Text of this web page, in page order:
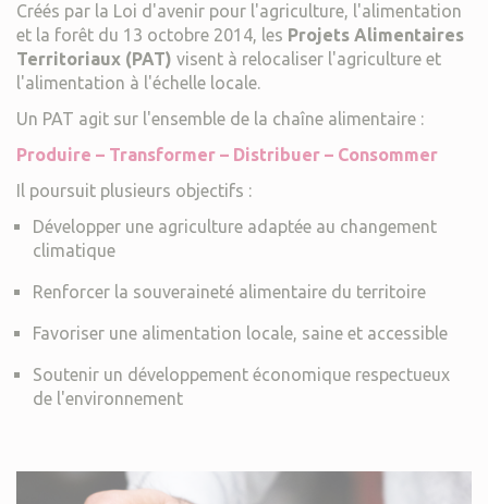
Créés par la Loi d'avenir pour l'agriculture, l'alimentation
et la forêt du 13 octobre 2014, les Projets Alimentaires
Territoriaux (PAT) visent à relocaliser l'agriculture et
l'alimentation à l'échelle locale.
Un PAT agit sur l'ensemble de la chaîne alimentaire :
Produire – Transformer – Distribuer – Consommer
Il poursuit plusieurs objectifs :
Développer une agriculture adaptée au changement
climatique
Renforcer la souveraineté alimentaire du territoire
Favoriser une alimentation locale, saine et accessible
Soutenir un développement économique respectueux
de l'environnement